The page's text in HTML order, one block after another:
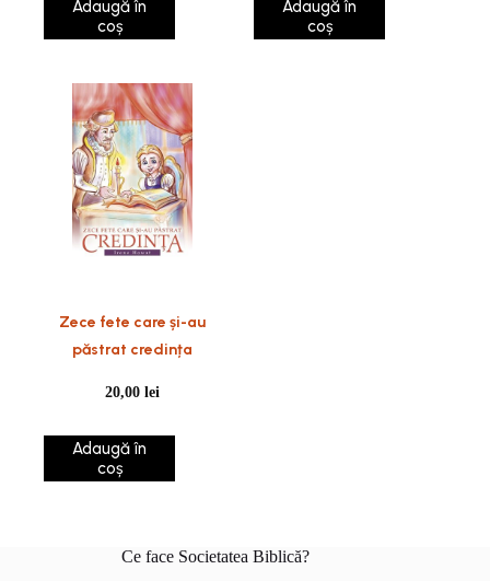
Adaugă în
coș
Adaugă în
coș
Zece fete care și-au
păstrat credința
20,00lei
Adaugă în
coș
Ce face Societatea Biblică?